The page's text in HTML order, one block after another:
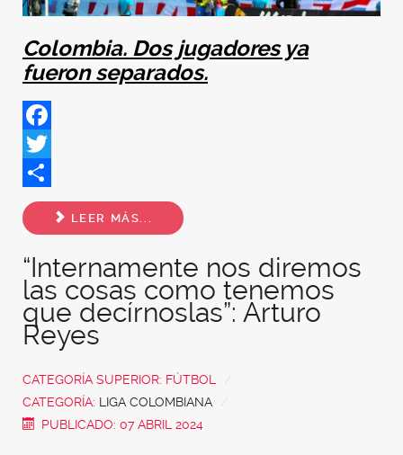
Colombia. Dos jugadores ya
fueron separados.
Facebook
Twitter
Share
LEER MÁS...
“Internamente nos diremos
las cosas como tenemos
que decírnoslas”: Arturo
Reyes
CATEGORÍA SUPERIOR: FÚTBOL
CATEGORÍA: LIGA COLOMBIANA
PUBLICADO: 07 ABRIL 2024